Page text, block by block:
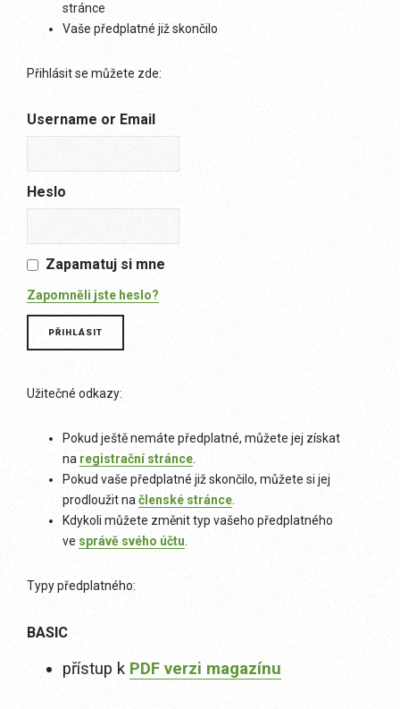
stránce
Vaše předplatné již skončilo
Přihlásit se můžete zde:
Username or Email
Heslo
Zapamatuj si mne
Zapomněli jste heslo?
Užitečné odkazy:
Pokud ještě nemáte předplatné, můžete jej získat
na registrační stránce
Pokud vaše předplatné již skončilo, můžete si jej
prodloužit na členské stránce
Kdykoli můžete změnit typ vašeho předplatného
ve správě svého účtu
Typy předplatného:
BASIC
přístup k PDF verzi magazínu